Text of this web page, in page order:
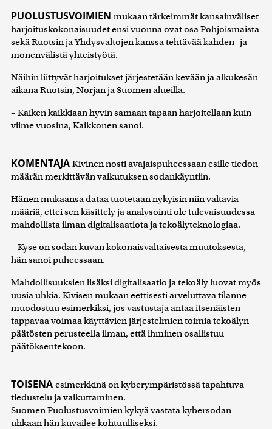
PUOLUSTUSVOIMIEN mukaan tärkeimmät kansainväliset
harjoituskokonaisuudet ensi vuonna ovat osa Pohjoismaista
sekä Ruotsin ja Yhdysvaltojen kanssa tehtävää kahden- ja
monenvälistä yhteistyötä.
Näihin liittyvät harjoitukset järjestetään kevään ja alkukesän
aikana Ruotsin, Norjan ja Suomen alueilla.
– Kaiken kaikkiaan hyvin samaan tapaan harjoitellaan kuin
viime vuosina, Kaikkonen sanoi.
KOMENTAJA Kivinen nosti avajaispuheessaan esille tiedon
määrän merkittävän vaikutuksen sodankäyntiin.
Hänen mukaansa dataa tuotetaan nykyisin niin valtavia
määriä, ettei sen käsittely ja analysointi ole tulevaisuudessa
mahdollista ilman digitalisaatiota ja tekoälyteknologiaa.
– Kyse on sodan kuvan kokonaisvaltaisesta muutoksesta,
hän sanoi puheessaan.
Mahdollisuuksien lisäksi digitalisaatio ja tekoäly luovat myös
uusia uhkia. Kivisen mukaan eettisesti arveluttava tilanne
muodostuu esimerkiksi, jos vastustaja antaa itsenäisten
tappavaa voimaa käyttävien järjestelmien toimia tekoälyn
päätösten perusteella ilman, että ihminen osallistuu
päätöksentekoon.
TOISENA esimerkkinä on kyberympäristössä tapahtuva
tiedustelu ja vaikuttaminen.
Suomen Puolustusvoimien kykyä vastata kybersodan
uhkaan hän kuvailee kohtuulliseksi.